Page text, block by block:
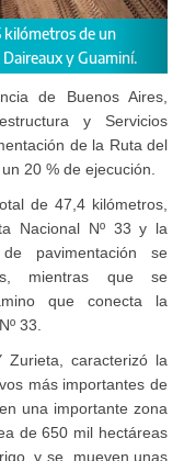
% de ejecución.
de Buenos Aires,
y Servicios
de la Ruta del
20 % de ejecución.
de 47,4 kilómetros,
Nacional Nº 33 y la
pavimentación se
mientras que se
que conecta la
33.
Zurieta, caracterizó la
más importantes de
una importante zona
de 650 mil hectáreas
y se mueven unas